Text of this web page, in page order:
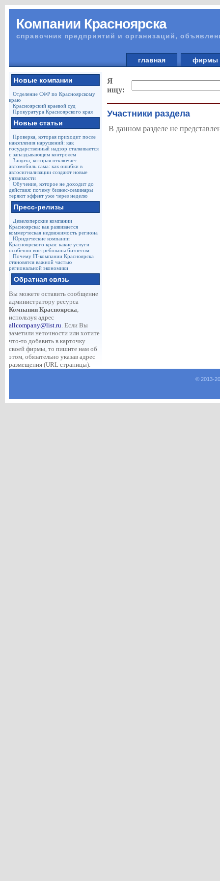
Компании Красноярска
справочник предприятий и организаций,
главная
Новые компании
Отделение СФР по Красноярскому
краю
Красноярский краевой суд
Прокуратура Красноярского края
Новые статьи
Проверка, которая приходит после
накопления нарушений: как
государственный надзор сталкивается
с запаздывающим контролем
Защита, которая отключает
автомобиль сама: как ошибки в
автосигнализации создают новые
уязвимости
Обучение, которое не доходит до
действия: почему бизнес-семинары
теряют эффект уже через неделю
Пресс-релизы
Девелоперские компании
Красноярска: как развивается
коммерческая недвижимость региона
Юридические компании
Красноярского края: какие услуги
особенно востребованы бизнесом
Почему IT-компании Красноярска
становятся важной частью
региональной экономики
Обратная связь
Вы можете оставить сообщение
администратору ресурса
Компании Красноярска,
используя адрес
allcompany@list.ru. Если Вы
заметили неточности или хотите
что-то добавить в карточку
своей фирмы, то пишите нам об
этом, обязательно указав адрес
размещения (URL страницы).
Я
ищу:
Участники раздела
В данном разделе не
© 2013-